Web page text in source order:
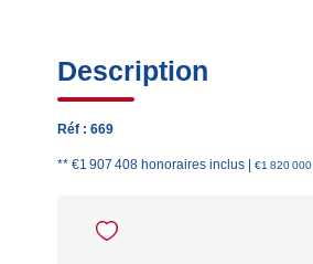
Description
Réf : 669
** €1 907 408 honoraires inclus €1 820 000